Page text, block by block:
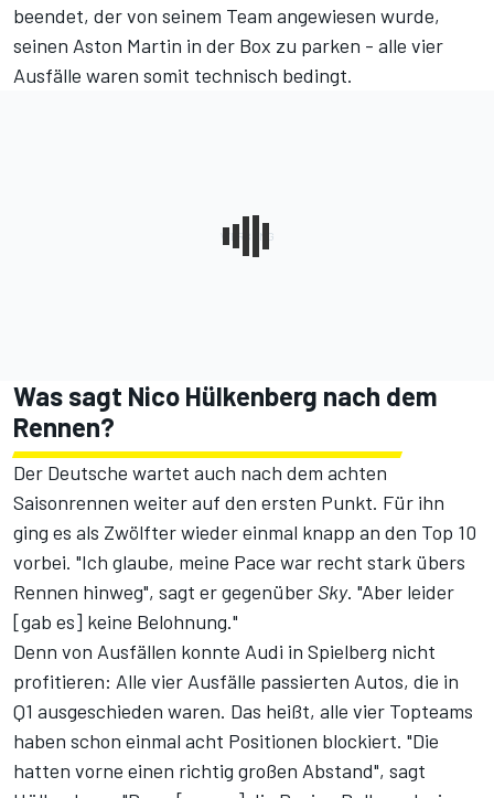
beendet, der von seinem Team angewiesen wurde,
seinen Aston Martin in der Box zu parken - alle vier
Ausfälle waren somit technisch bedingt.
Was sagt Nico Hülkenberg nach dem
Rennen?
Der Deutsche wartet auch nach dem achten
Saisonrennen weiter auf den ersten Punkt. Für ihn
ging es als Zwölfter wieder einmal knapp an den Top 10
vorbei. "Ich glaube, meine Pace war recht stark übers
Rennen hinweg", sagt er gegenüber Sky. "Aber leider
[gab es] keine Belohnung."
Denn von Ausfällen konnte Audi in Spielberg nicht
profitieren: Alle vier Ausfälle passierten Autos, die in
Q1 ausgeschieden waren. Das heißt, alle vier Topteams
haben schon einmal acht Positionen blockiert. "Die
hatten vorne einen richtig großen Abstand", sagt